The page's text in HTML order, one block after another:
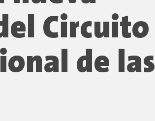
Circuito
de las